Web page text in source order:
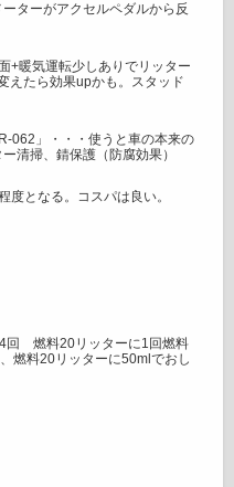
ターがアクセルペダルから反
+暖気運転少しありでリッター
えたら効果upかも。スタッド
062」・・・使うと車の本来の
清掃、錆保護（防腐効果）
度となる。コスパは良い。
回 燃料20リッターに1回燃料
燃料20リッターに50mlでおし